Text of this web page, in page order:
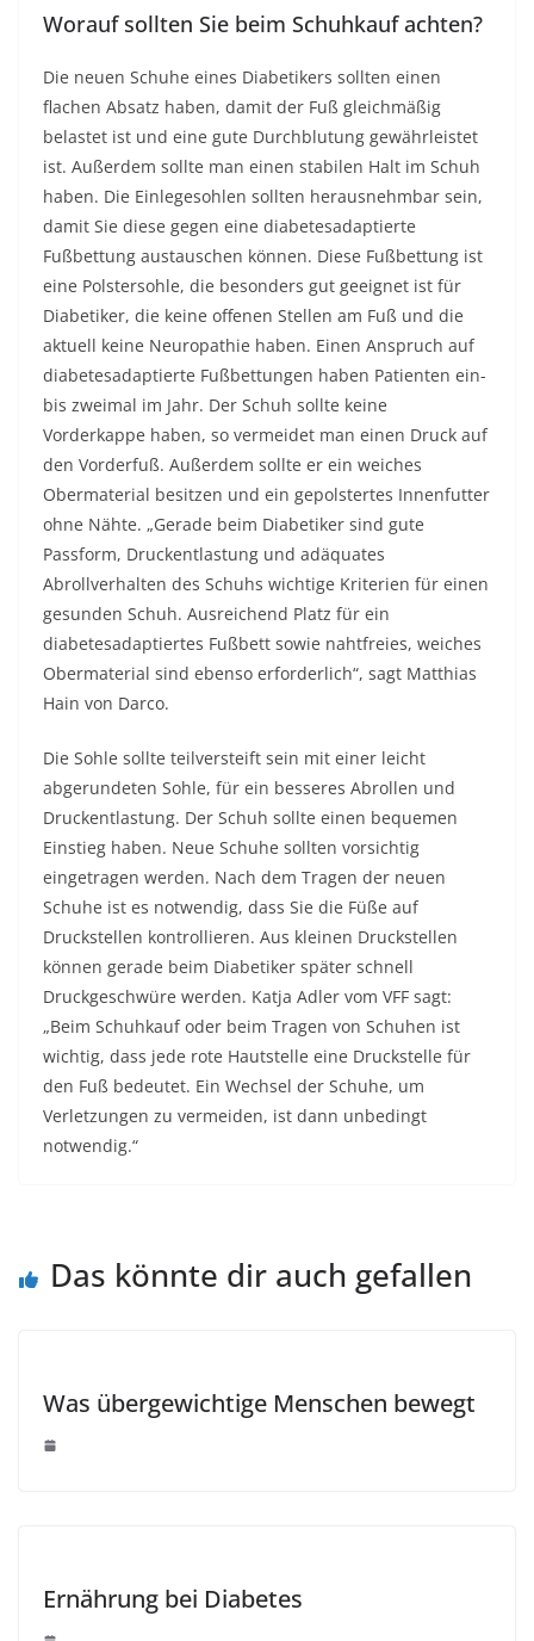
Worauf sollten Sie beim Schuhkauf achten?
Die neuen Schuhe eines Diabetikers sollten einen
flachen Absatz haben, damit der Fuß gleichmäßig
belastet ist und eine gute Durchblutung gewährleistet
ist. Außerdem sollte man einen stabilen Halt im Schuh
haben. Die Einlegesohlen sollten herausnehmbar sein,
damit Sie diese gegen eine diabetesadaptierte
Fußbettung austauschen können. Diese Fußbettung ist
eine Polstersohle, die besonders gut geeignet ist für
Diabetiker, die keine offenen Stellen am Fuß und die
aktuell keine Neuropathie haben. Einen Anspruch auf
diabetesadaptierte Fußbettungen haben Patienten ein-
bis zweimal im Jahr. Der Schuh sollte keine
Vorderkappe haben, so vermeidet man einen Druck auf
den Vorderfuß. Außerdem sollte er ein weiches
Obermaterial besitzen und ein gepolstertes Innenfutter
ohne Nähte. „Gerade beim Diabetiker sind gute
Passform, Druckentlastung und adäquates
Abrollverhalten des Schuhs wichtige Kriterien für einen
gesunden Schuh. Ausreichend Platz für ein
diabetesadaptiertes Fußbett sowie nahtfreies, weiches
Obermaterial sind ebenso erforderlich“, sagt Matthias
Hain von Darco.
Die Sohle sollte teilversteift sein mit einer leicht
abgerundeten Sohle, für ein besseres Abrollen und
Druckentlastung. Der Schuh sollte einen bequemen
Einstieg haben. Neue Schuhe sollten vorsichtig
eingetragen werden. Nach dem Tragen der neuen
Schuhe ist es notwendig, dass Sie die Füße auf
Druckstellen kontrollieren. Aus kleinen Druckstellen
können gerade beim Diabetiker später schnell
Druckgeschwüre werden. Katja Adler vom VFF sagt:
„Beim Schuhkauf oder beim Tragen von Schuhen ist
wichtig, dass jede rote Hautstelle eine Druckstelle für
den Fuß bedeutet. Ein Wechsel der Schuhe, um
Verletzungen zu vermeiden, ist dann unbedingt
notwendig.“
Das könnte dir auch gefallen
Was übergewichtige Menschen bewegt
Ernährung bei Diabetes